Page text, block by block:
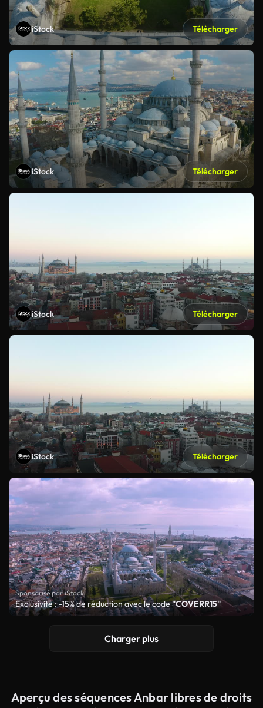
iStock Télécharger
iStock Télécharger
iStock Télécharger
iStock Télécharger
Sponsorisé par iStock
Exclusivité : -15% de réduction avec le code"COVERR15"
Charger plus
Aperçu des séquences Anbar libres de droits